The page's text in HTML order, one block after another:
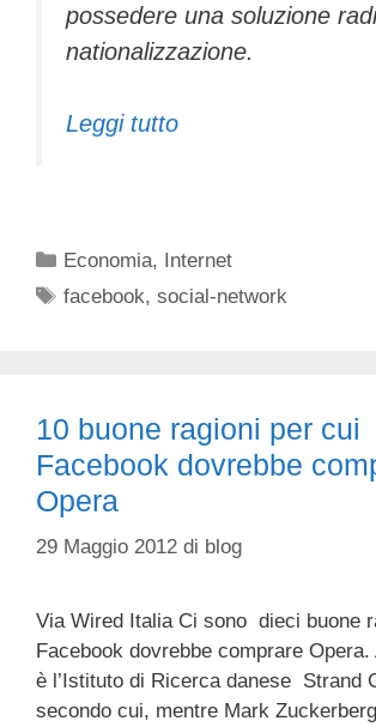
possedere una soluzione
nationalizzazione.
Leggi tutto
Categorie
Economia, Internet
Tag
facebook,social-network
10 buone ragioni per cui
Facebook dovrebbe
Opera
29 Maggio 2012 di blog
Via Wired Italia Ci sono dieci buone
Facebook dovrebbe comprare Opera.
è l’Istituto di Ricerca danese Strand
secondo cui, mentre Mark